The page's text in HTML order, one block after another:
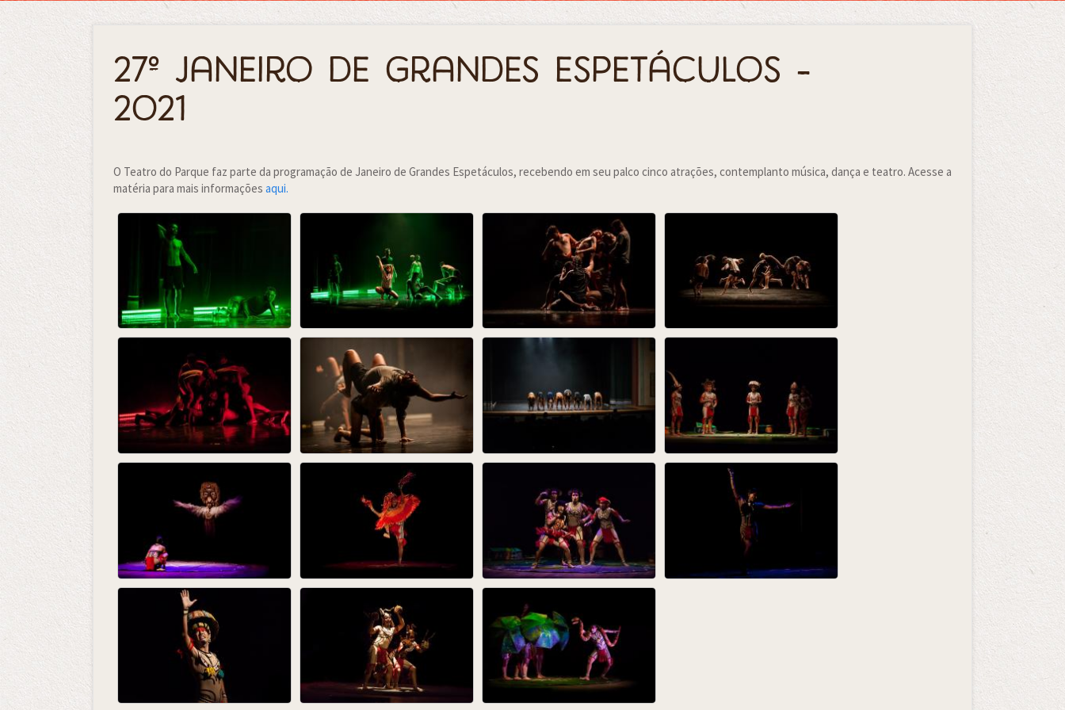
27º Janeiro de Grandes Espetáculos -
2021
O Teatro do Parque faz parte da programação de Janeiro de Grandes Espetáculos, recebendo em seu palco cinco atrações, contemplanto música, dança e teatro. Acesse a
matéria para mais informações aqui.